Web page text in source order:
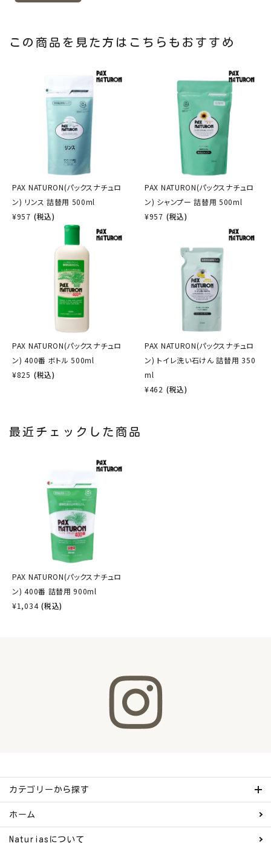
この商品を見た方はこちらもおすすめ
PAX NATURON(パックスナチュロ
ン) リンス 詰替用 500ml
¥957 (税込)
PAX NATURON(パックスナチュロ
ン) シャンプー 詰替用 500ml
¥957 (税込)
PAX NATURON(パックスナチュロ
ン) 400番 ボトル 500ml
¥825 (税込)
PAX NATURON(パックスナチュロ
ン) トイレ洗い石けん 詰替用 350
ml
¥462 (税込)
最近チェックした商品
PAX NATURON(パックスナチュロ
ン) 400番 詰替用 900ml
¥1,034 (税込)
カテゴリーから探す
ホーム
Naturiasについて